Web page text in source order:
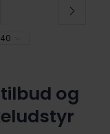
40
og